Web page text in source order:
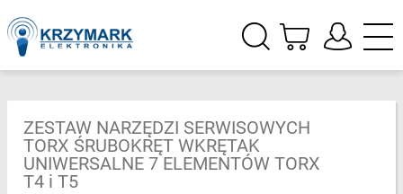
ZESTAW NARZĘDZI SERWISOWYCH
TORX ŚRUBOKRĘT WKRĘTAK
UNIWERSALNE 7 ELEMENTÓW TORX
T4 i T5